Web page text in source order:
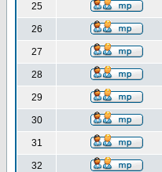
25
26
27
28
29
30
31
32